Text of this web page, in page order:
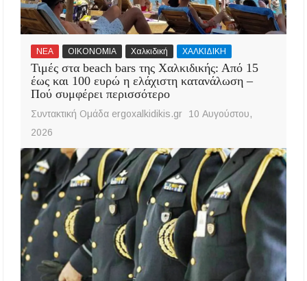
ΝΕΑ ΟΙΚΟΝΟΜΙΑ Χαλκιδική ΧΑΛΚΙΔΙΚΗ
Τιμές στα beach bars της Χαλκιδικής: Από 15
έως και 100 ευρώ η ελάχιστη κατανάλωση –
Πού συμφέρει περισσότερο
Συντακτική Ομάδα ergoxalkidikis.gr
10 Αυγούστου,
2026